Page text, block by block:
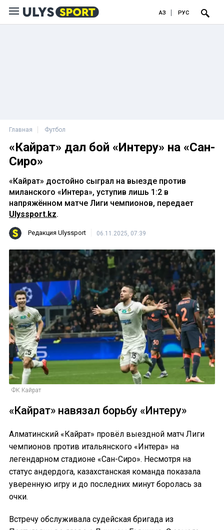
ҚАЗ РУС
Главная Футбол
«Кайрат» дал бой «Интеру» на «Сан-
Сиро»
«Кайрат» достойно сыграл на выезде против
миланского «Интера», уступив лишь 1:2 в
напряжённом матче Лиги чемпионов, передает
Ulyssport.kz.
Редакция Ulyssport 06.11.2025, 07:39
ФК Кайрат
«Кайрат» навязал борьбу «Интеру»
Алматинский «Кайрат» провёл выездной матч Лиги
чемпионов против итальянского «Интера» на
легендарном стадионе «Сан-Сиро». Несмотря на
статус андердога, казахстанская команда показала
уверенную игру и до последних минут боролась за
очки.
Встречу обслуживала судейская бригада из